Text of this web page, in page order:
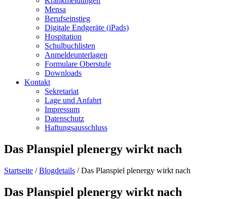
Mensa
Berufseinstieg
Digitale Endgeräte (iPads)
Hospitation
Schulbuchlisten
Anmeldeunterlagen
Formulare Oberstufe
Downloads
Kontakt
Sekretariat
Lage und Anfahrt
Impressum
Datenschutz
Haftungsausschluss
Das Planspiel plenergy wirkt nach
Startseite /Blogdetails /Das Planspiel plenergy wirkt nach
Das Planspiel plenergy wirkt nach